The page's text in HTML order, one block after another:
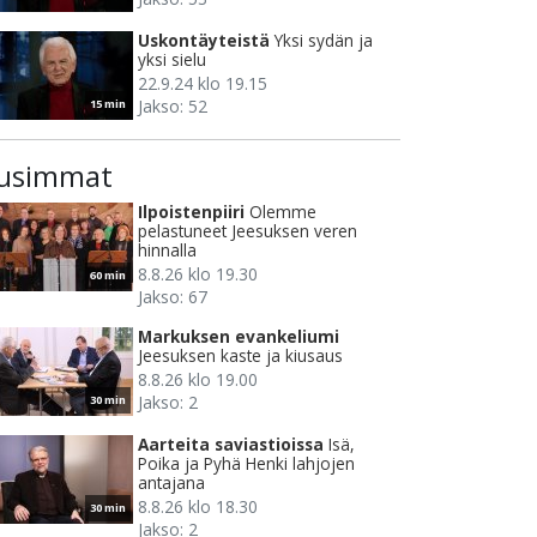
15 min
Uskontäyteistä Yksi sydän ja
yksi sielu
22.9.24 klo 19.15
Jakso: 52
60 min
Ilpoistenpiiri Olemme
pelastuneet Jeesuksen veren
hinnalla
8.8.26 klo 19.30
Jakso: 67
30 min
Markuksen evankeliumi
Jeesuksen kaste ja kiusaus
8.8.26 klo 19.00
Jakso: 2
30 min
Aarteita saviastioissa Isä,
Poika ja Pyhä Henki lahjojen
antajana
8.8.26 klo 18.30
Jakso: 2